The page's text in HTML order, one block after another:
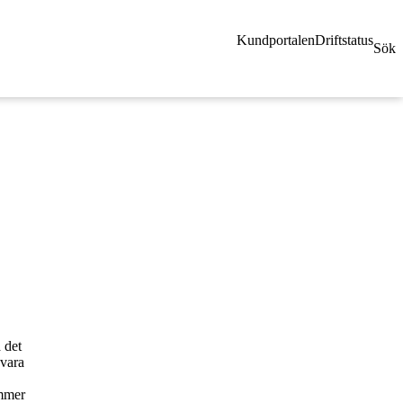
KundportalenDriftstatus
Sök
det